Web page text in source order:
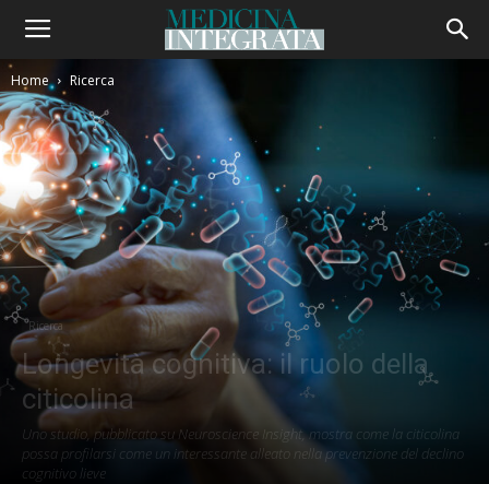
Home Ricerca
Ricerca
Longevità cognitiva: il ruolo della
citicolina
Uno studio, pubblicato su Neuroscience Insight, mostra come la citicolina
possa profilarsi come un interessante alleato nella prevenzione del declino
cognitivo lieve